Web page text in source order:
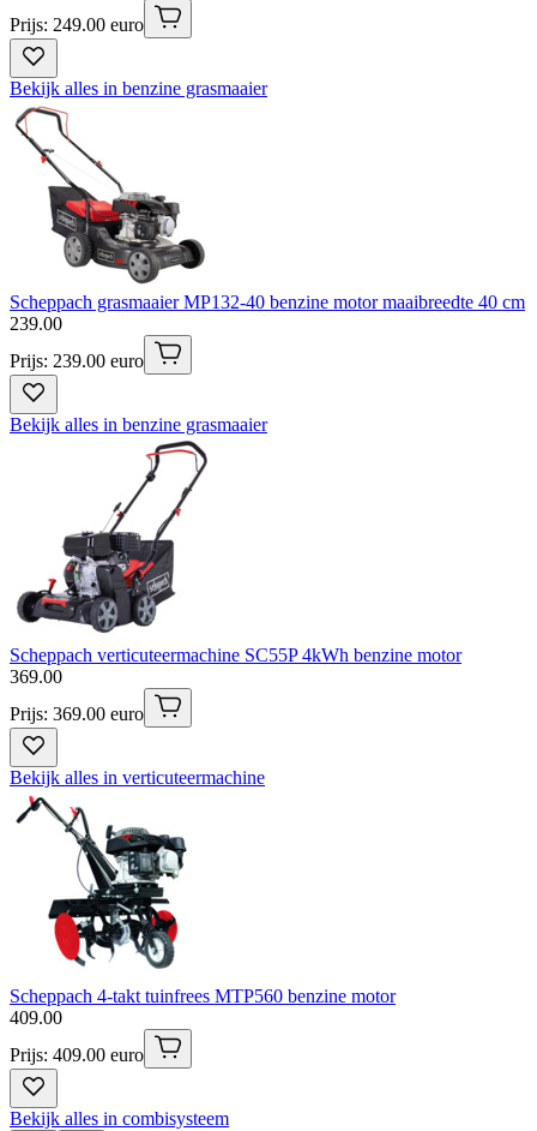
Prijs: 249.00 euro
Bekijk alles in benzine grasmaaier
Scheppach grasmaaier MP132-40 benzine motor maaibreedte 40 cm
239.00
Prijs: 239.00 euro
Bekijk alles in benzine grasmaaier
Scheppach verticuteermachine SC55P 4kWh benzine motor
369.00
Prijs: 369.00 euro
Bekijk alles in verticuteermachine
Scheppach 4-takt tuinfrees MTP560 benzine motor
409.00
Prijs: 409.00 euro
Bekijk alles in combisysteem